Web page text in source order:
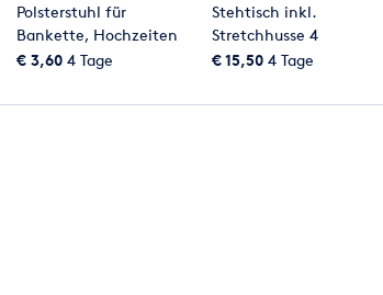
Polsterstuhl für
Bankette, Hochzeiten
etc.
€ 3,60 4 Tage
Stehtisch inkl.
Stretchhusse 4
Fußsystem klappbar
oder schwarz
€ 15,504 Tage